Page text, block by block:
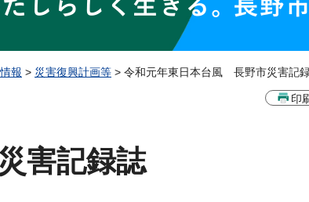
報 > 災害復興計画等 > 令和元年東日本台風 長野市災害記
印
害記録誌